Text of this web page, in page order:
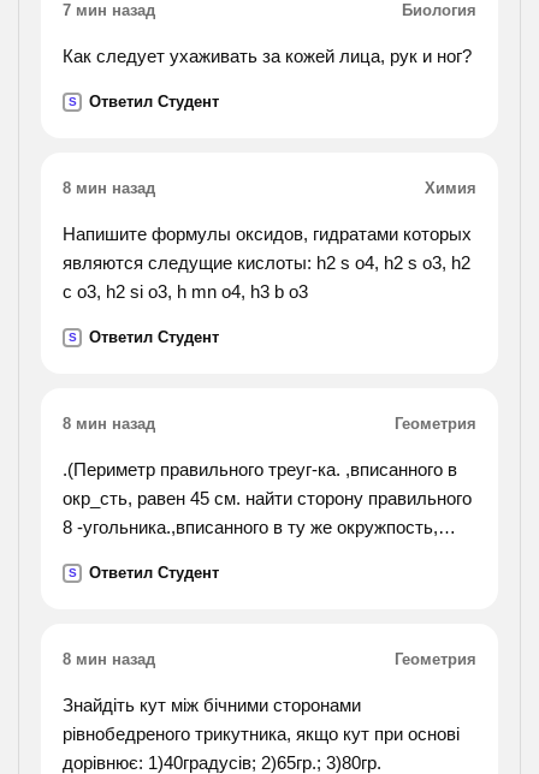
provided by a more or less solid fill above a
brick or concrete vault. the first of these involved a
expenditure of effort, so it usually gave way to a
inherently strong, and fireproof, and continued to be
use for these reasons until supplanted by the
reinforced-concrete slab. but it had the drawbacks of
greater
weights plus the generation of outward thrusts, so
7 мин назад Биология
Как следует ухаживать за кожей лица, рук и ног?
S Ответил Студент
8 мин назад Химия
Напишите формулы оксидов, гидратами которых
являются следущие кислоты: h2 s o4, h2 s o3, h2
c o3, h2 si o3, h mn o4, h3 b o3
S Ответил Студент
8 мин назад Геометрия
.(Периметр правильного треуг-ка. ,вписанного в
окр_сть, равен 45 см. найти сторону правильного
8 -угольника.,вписанного в ту же окружпость,
в ограничивающую его окружность квадрата
градусов, периметр правильного 6_угольника,
вписанного в окр-сть равен 48 см найти сторону
квадрата, вписанного в туже окр-сть. найти
длину
S Ответил Студент
8 мин назад Геометрия
Знайдіть кут між бічними сторонами
рівнобедреного трикутника, якщо кут при основі
дорівнює: 1)40градусів; 2)65гр.; 3)80гр.